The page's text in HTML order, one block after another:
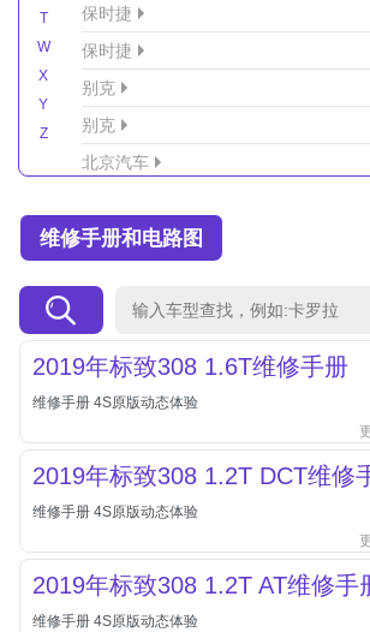
T
W
X
Y
Z
保时捷
保时捷
别克
别克
北京汽车
北京越野车
北汽制造
北汽瑞翔
奔腾
奔驰
维修手册和电路图
2019年标致308 1.6T维修手册
维修手册 4S原版动态体验
2019年标致308 1.2T DCT维修
维修手册 4S原版动态体验
2019年标致308 1.2T AT维修手
维修手册 4S原版动态体验